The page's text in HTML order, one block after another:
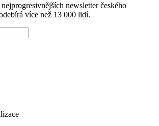
newsletter českého
více než 13 000 lidí.